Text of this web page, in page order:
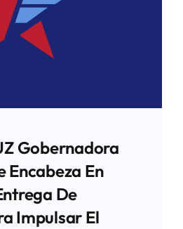
Gobernadora
Encabeza En
De
Impulsar El